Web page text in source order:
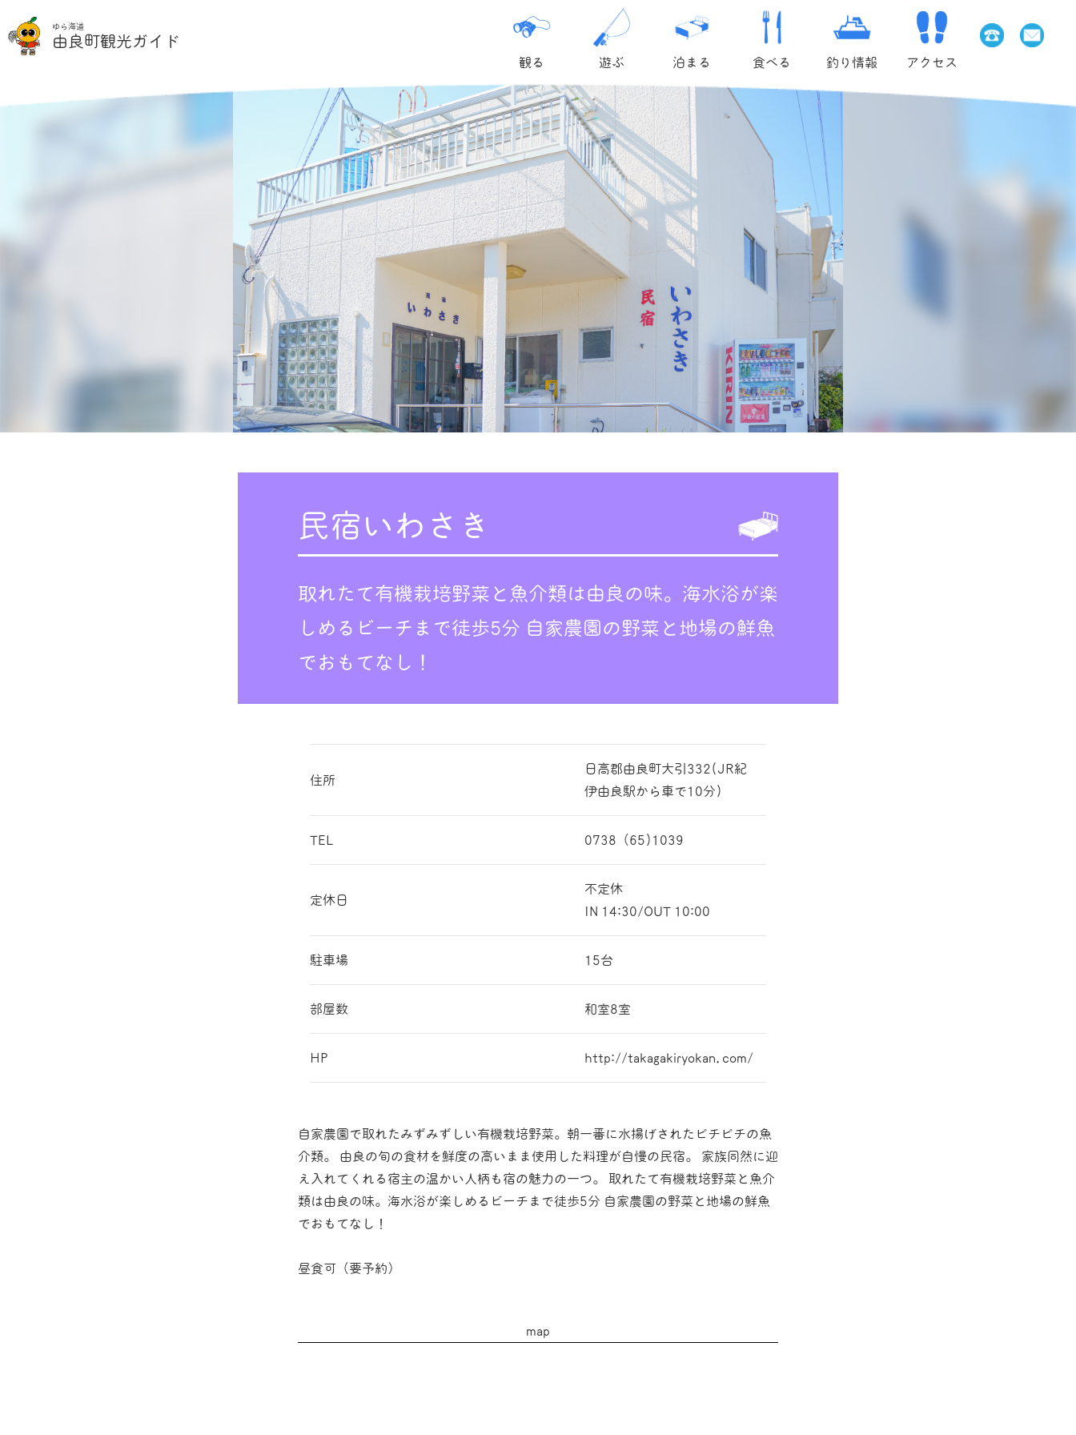
ゆら海道
由良町観光ガイド
観る 遊ぶ 泊まる 食べる 釣り情報 アクセス
民宿いわさき
民宿いわさき
取れたて有機栽培野菜と魚介類は由良の味。海水浴が楽
しめるビーチまで徒歩5分 自家農園の野菜と地場の鮮魚
でおもてなし！
住所
日高郡由良町大引332(JR紀
伊由良駅から車で10分)
TEL 0738（65)1039
定休日
不定休
IN 14:30/OUT 10:00
駐車場 15台
部屋数 和室8室
HP http://takagakiryokan.com/
自家農園で取れたみずみずしい有機栽培野菜。朝一番に水揚げされたピチピチの魚
介類。 由良の旬の食材を鮮度の高いまま使用した料理が自慢の民宿。 家族同然に迎
え入れてくれる宿主の温かい人柄も宿の魅力の一つ。 取れたて有機栽培野菜と魚介
類は由良の味。海水浴が楽しめるビーチまで徒歩5分 自家農園の野菜と地場の鮮魚
でおもてなし！
昼食可（要予約）
map